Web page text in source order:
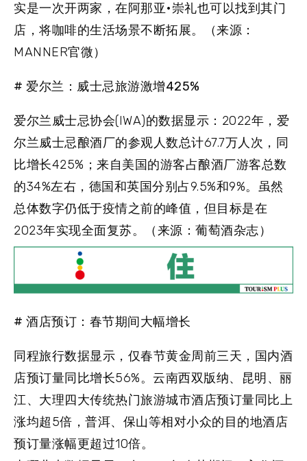
实是一次开两家，在阿那亚•崇礼也可以找到其门
店，将咖啡的生活场景不断拓展。（来源：
MANNER官微）
# 爱尔兰：威士忌旅游激增425%
爱尔兰威士忌协会(IWA)的数据显示：2022年，爱
尔兰威士忌酿酒厂的参观人数总计67.7万人次，同
比增长425%；来自美国的游客占酿酒厂游客总数
的34%左右，德国和英国分别占9.5%和9%。虽然
总体数字仍低于疫情之前的峰值，但目标是在
2023年实现全面复苏。（来源：葡萄酒杂志）
# 酒店预订：春节期间大幅增长
同程旅行数据显示，仅春节黄金周前三天，国内酒
店预订量同比增长56%。云南西双版纳、昆明、丽
江、大理四大传统热门旅游城市酒店预订量同比上
涨均超5倍，普洱、保山等相对小众的目的地酒店
预订量涨幅更超过10倍。